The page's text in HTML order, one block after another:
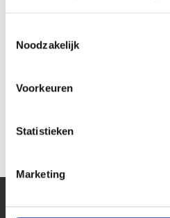
Noodzakelijk
Voorkeuren
Statistieken
Marketing
Powerbox met deksel
€ 139,15